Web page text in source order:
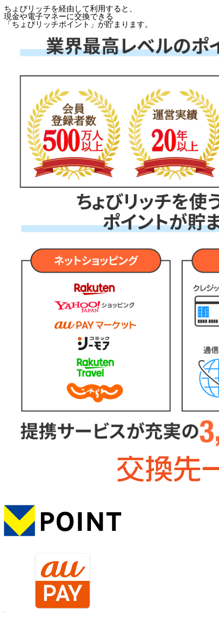
ちょびリッチを経由して利用すると、
現金や電子マネーに交換できる
「 ちょびリッチポイント 」が貯まります。